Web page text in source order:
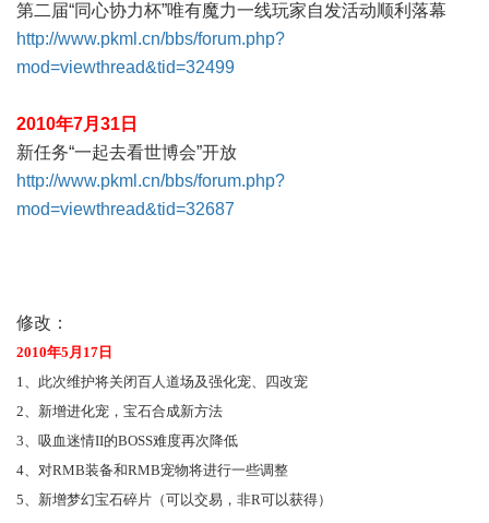
第二届“同心协力杯”唯有魔力一线玩家自发活动顺利落幕
http://www.pkml.cn/bbs/forum.php?
mod=viewthread&tid=32499
2010年7月31日
新任务“一起去看世博会”开放
http://www.pkml.cn/bbs/forum.php?
mod=viewthread&tid=32687
修改：
2010年5月17日
1、此次维护将关闭百人道场及强化宠、四改宠
2、新增进化宠，宝石合成新方法
3、吸血迷情II的BOSS难度再次降低
4、对RMB装备和RMB宠物将进行一些调整
5、新增梦幻宝石碎片（可以交易，非R可以获得）